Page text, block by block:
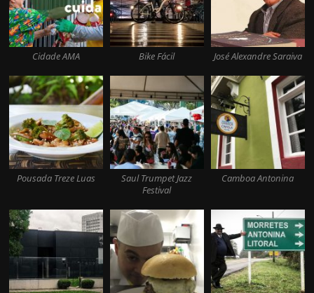
Cidade AMA Bike Fácil José Alexandre Saraiva
Pousada Treze Luas
Saul Trumpet Jazz
Festival
Camboa Antonina